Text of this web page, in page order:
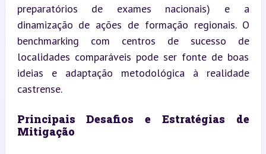
preparatórios de exames nacionais) e a
dinamização de ações de formação regionais. O
benchmarking com centros de sucesso de
localidades comparáveis pode ser fonte de boas
ideias e adaptação metodológica à realidade
castrense.
Principais Desafios e Estratégias de
Mitigação